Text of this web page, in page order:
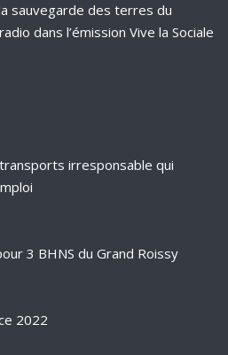
sauvegarde des terres du
dans l’émission Vive la Sociale
irresponsable qui
3 BHNS du Grand Roissy
2022